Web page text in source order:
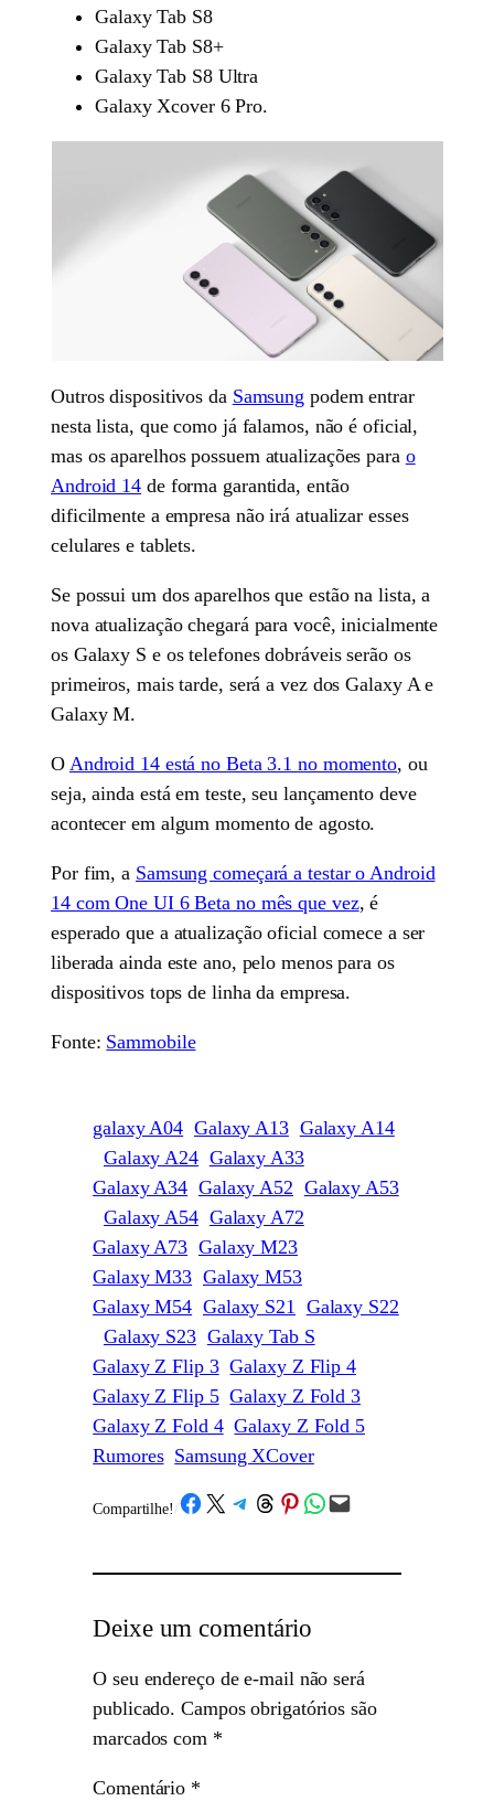
Galaxy Tab S8
Galaxy Tab S8+
Galaxy Tab S8 Ultra
Galaxy Xcover 6 Pro.
Outros dispositivos da Samsung podem entrar
nesta lista, que como já falamos, não é oficial,
mas os aparelhos possuem atualizações para o
Android 14 de forma garantida, então
dificilmente a empresa não irá atualizar esses
celulares e tablets.
Se possui um dos aparelhos que estão na lista, a
nova atualização chegará para você, inicialmente
os Galaxy S e os telefones dobráveis serão os
primeiros, mais tarde, será a vez dos Galaxy A e
Galaxy M.
O Android 14 está no Beta 3.1 no momento, ou
seja, ainda está em teste, seu lançamento deve
acontecer em algum momento de agosto.
Por fim, a Samsung começará a testar o Android
14 com One UI 6 Beta no mês que vez, é
esperado que a atualização oficial comece a ser
liberada ainda este ano, pelo menos para os
dispositivos tops de linha da empresa.
Fonte: Sammobile
galaxy A04 Galaxy A13 Galaxy A14
Galaxy A24 Galaxy A33
Galaxy A34 Galaxy A52 Galaxy A53
Galaxy A54 Galaxy A72
Galaxy A73 Galaxy M23
Galaxy M33 Galaxy M53
Galaxy M54 Galaxy S21 Galaxy S22
Galaxy S23 Galaxy Tab S
Galaxy Z Flip 3 Galaxy Z Flip 4
Galaxy Z Flip 5 Galaxy Z Fold 3
Galaxy Z Fold 4 Galaxy Z Fold 5
Rumores Samsung XCover
Compartilhe! /Share on Facebook
Share on X Share on Telegram
Share on Threads
Share on Pinterest
Share on WhatsApp
Email this Page
Deixe um comentário
O seu endereço de e-mail não será
publicado. Campos obrigatórios são
marcados com *
Comentário *